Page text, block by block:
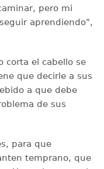
pero mi
aprendiendo",
corta el cabello se
que decirle a sus
a que debe
de sus
para que
temprano, que